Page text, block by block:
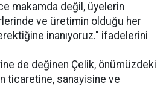
makamda değil, üyelerin
ve üretimin olduğu her
inanıyoruz." ifadelerini
de değinen Çelik, önümüzdeki
ticaretine, sanayisine ve